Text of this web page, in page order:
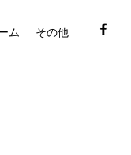
ム その他